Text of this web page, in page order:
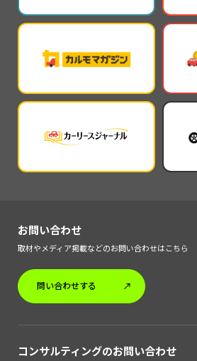
お問い合わせ
取材やメディア掲載などのお問い合わせはこちら
問い合わせする
コンサルティングのお問い合わせ